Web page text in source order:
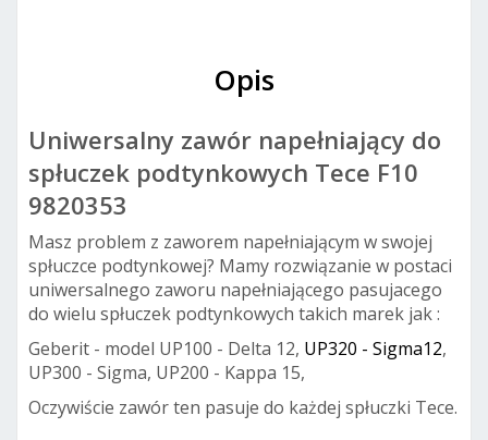
Opis
Uniwersalny zawór napełniający do
spłuczek podtynkowych Tece F10
9820353
Masz problem z zaworem napełniającym w swojej
spłuczce podtynkowej? Mamy rozwiązanie w postaci
uniwersalnego zaworu napełniającego pasujacego
do wielu spłuczek podtynkowych takich marek jak :
Geberit - model UP100 - Delta 12, UP320 - Sigma12,
UP300 - Sigma, UP200 - Kappa 15,
Oczywiście zawór ten pasuje do każdej spłuczki Tece.